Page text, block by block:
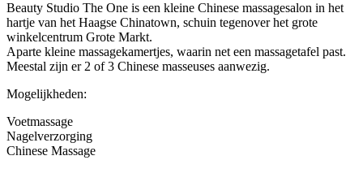
Beauty Studio The One is een kleine Chinese massagesalon in het
hartje van het Haagse Chinatown, schuin tegenover het grote
winkelcentrum Grote Markt.
Aparte kleine massagekamertjes, waarin net een massagetafel past.
Meestal zijn er 2 of 3 Chinese masseuses aanwezig.
Mogelijkheden:
Voetmassage
Nagelverzorging
Chinese Massage